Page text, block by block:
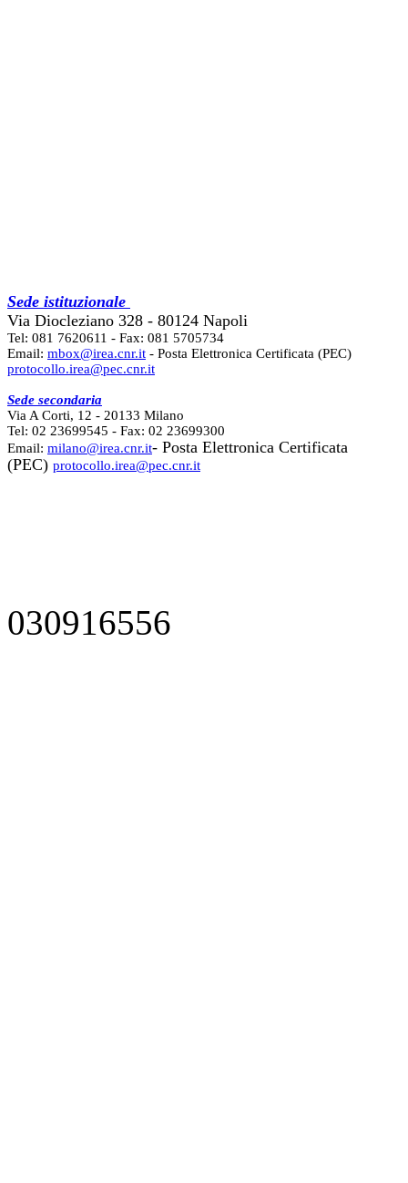
Sede istituzionale
Via Diocleziano 328 - 80124 Napoli
Tel: 081 7620611 - Fax: 081 5705734
Email: mbox@irea.cnr.it - Posta Elettronica Certificata (PEC)
protocollo.irea@pec.cnr.it
Sede secondaria
Via A Corti, 12 - 20133 Milano
Tel: 02 23699545 - Fax: 02 23699300
Email: milano@irea.cnr.it- Posta Elettronica Certificata
(PEC) protocollo.irea@pec.cnr.it
030916556